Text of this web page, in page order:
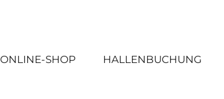
ONLINE-SHOP HALLENBUCHUNG